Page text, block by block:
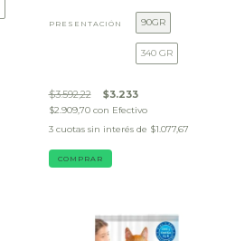
PRESENTACIÓN 90GR
340 GR
$3.592,22 $3.233
$2.909,70 con Efectivo
3 cuotas sin interés de $1.077,67
COMPRAR